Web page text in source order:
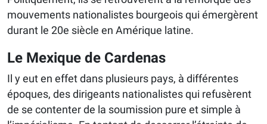
mouvements nationalistes bourgeois qui émergèrent
durant le 20e siècle en Amérique latine.
Le Mexique de Cardenas
Il y eut en effet dans plusieurs pays, à différentes
époques, des dirigeants nationalistes qui refusèrent
de se contenter de la soumission pure et simple à